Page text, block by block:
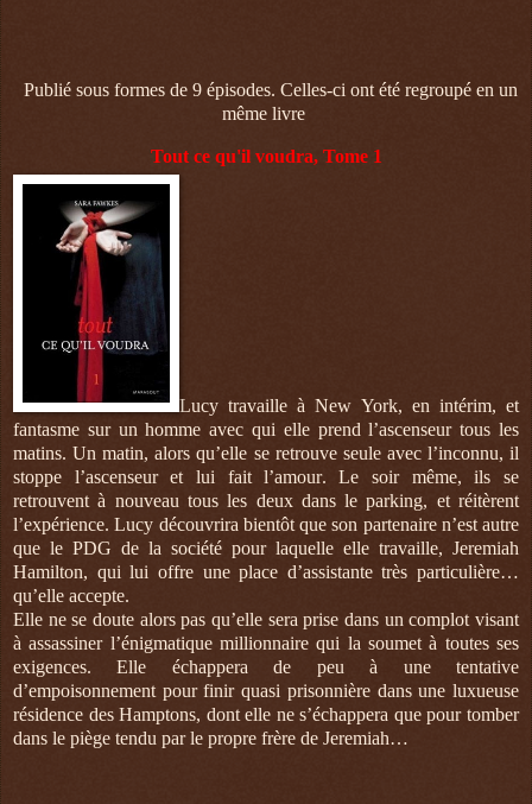
Publié sous formes de 9 épisodes. Celles-ci ont été regroupé en un
même livre
Tout ce qu'il voudra, Tome 1
Lucy travaille à New York, en intérim, et
fantasme sur un homme avec qui elle prend l’ascenseur tous les
matins. Un matin, alors qu’elle se retrouve seule avec l’inconnu, il
stoppe l’ascenseur et lui fait l’amour. Le soir même, ils se
retrouvent à nouveau tous les deux dans le parking, et réitèrent
l’expérience. Lucy découvrira bientôt que son partenaire n’est autre
que le PDG de la société pour laquelle elle travaille, Jeremiah
Hamilton, qui lui offre une place d’assistante très particulière…
qu’elle accepte.
Elle ne se doute alors pas qu’elle sera prise dans un complot visant
à assassiner l’énigmatique millionnaire qui la soumet à toutes ses
exigences. Elle échappera de peu à une tentative
d’empoisonnement pour finir quasi prisonnière dans une luxueuse
résidence des Hamptons, dont elle ne s’échappera que pour tomber
dans le piège tendu par le propre frère de Jeremiah…